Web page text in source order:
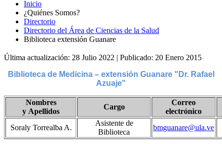
Inicio
¿Quiénes Somos?
Directorio
Directorio del Área de Ciencias de la Salud
Biblioteca extensión Guanare
Última actualización: 28 Julio 2022 | Publicado: 20 Enero 2015
Biblioteca de Medicina – extensión Guanare "Dr. Rafael
Azuaje"
Nombres
y Apellidos
Cargo
Correo
electrónico
Soraly Torrealba A.
Asistente de
Biblioteca
bmguanare@ula.ve